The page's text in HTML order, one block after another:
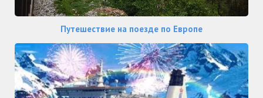
Путешествие на поезде по Европе